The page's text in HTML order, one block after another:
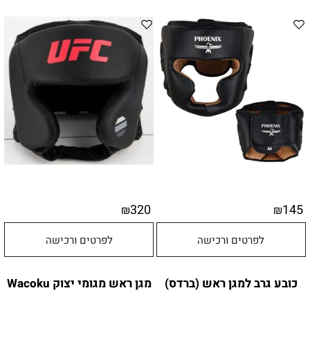
₪145
לפרטים ורכישה
₪320
לפרטים ורכישה
כובע גרב למגן ראש (ברדס) מגן ראש מגומי יצוק Wacoku